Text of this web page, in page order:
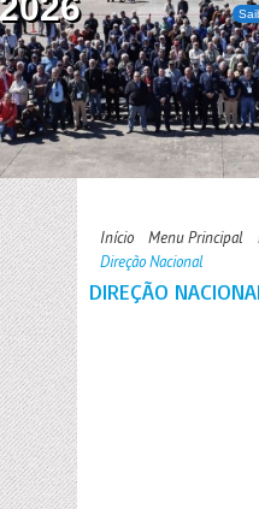
Início Menu Principal
Direção Nacional
DIREÇÃO